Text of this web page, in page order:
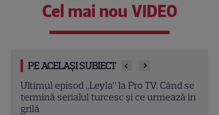
Cel mai nou VIDEO
PE ACELAȘI SUBIECT
A apărut revista TVmania nr. 30. Irina
Rimes este vedeta copertei, iar Iuliana
Pepene și marile premiere TV